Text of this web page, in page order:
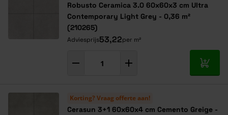
Robusto Ceramica 3.0 60x60x3 cm Ultra
Contemporary Light Grey - 0,36 m²
(210265)
Adviesprijs53,22per m²
In
Korting? Vraag offerte aan!
Cerasun 3+1 60x60x4 cm Cemento Greige -